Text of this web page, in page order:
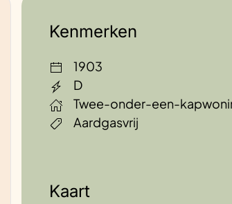
Kenmerken
1903
D
Twee-onder-een-
Aardgasvrij
Kaart